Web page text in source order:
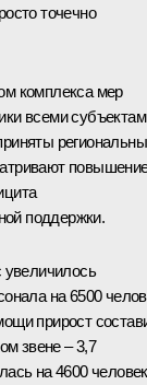
точечно
комплекса мер
всеми
поддержки.
увеличилось
на 6500
прирост
звене – 3,7
на 4600